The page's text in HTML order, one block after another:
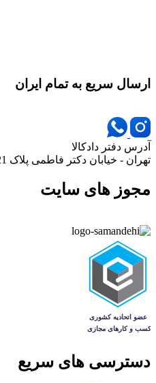
ارسال سریع به تمام ایران
آدرس دفتر دادکالا
تهران - خیابان دکتر فاطمی پلاک 221 طبقه 6 واحد 601
مجوز های سایت
دسترسی های سریع